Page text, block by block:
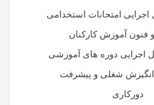
اجرایی امتحانات استخدامی
فنون آموزش کارکنان
اجرایی دوره های آموزشی
انگیزش شغلی و پیشرفت
دورکاری